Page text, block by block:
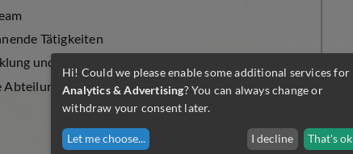
Tätigkeiten
und Qualifizierung
und deren Zusammenhänge
Hi! Could we please enable some additional services for
Analytics & Advertising? You can always change or
withdraw your consent later.
Let me choose... I decline That's ok